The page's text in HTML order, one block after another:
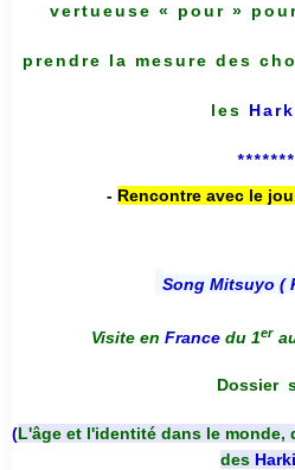
vertueuse « pour »
prendre la mesure des
les
*******
- Rencontre avec le
Song Mitsuyo (
Visite en France du 1er
Dossier
(L'âge et l'identité dans le
des